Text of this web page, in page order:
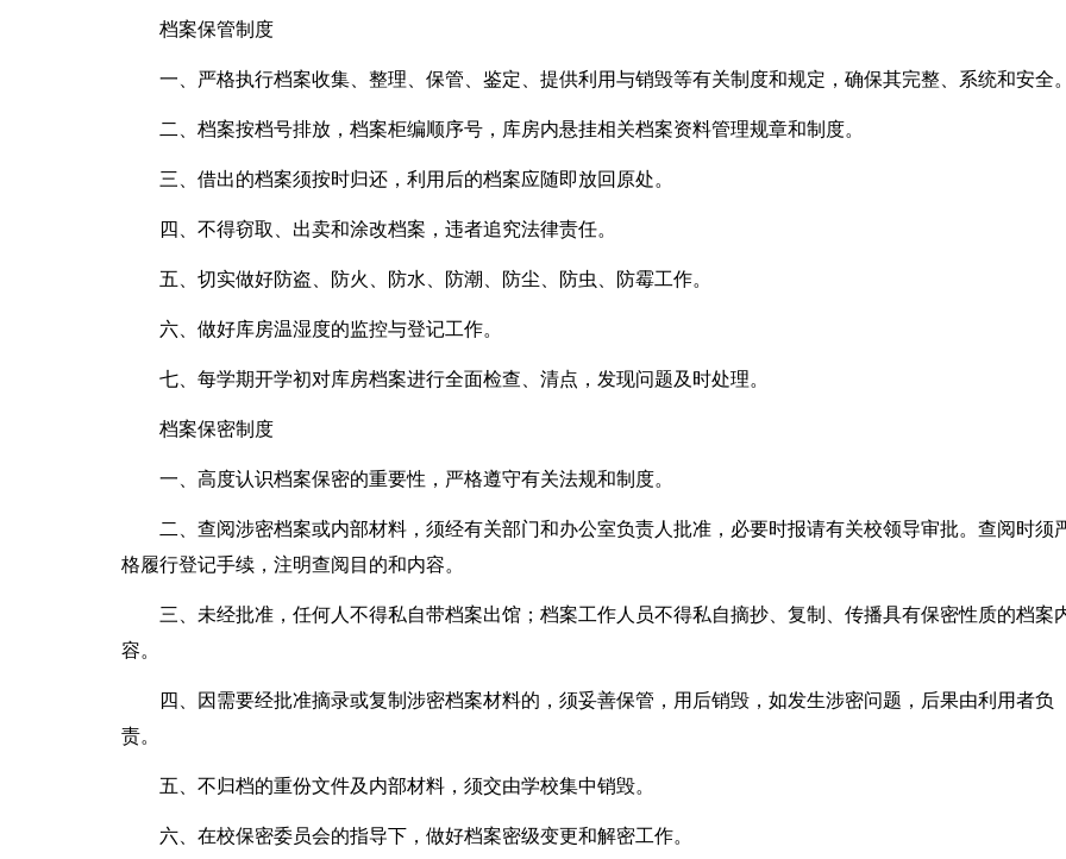
档案保管制度
一、严格执行档案收集、整理、保管、鉴定、提供利用与销毁等有关制度和规定，确保其完整、系统和安全
二、档案按档号排放，档案柜编顺序号，库房内悬挂相关档案资料管理规章和制度。
三、借出的档案须按时归还，利用后的档案应随即放回原处。
四、不得窃取、出卖和涂改档案，违者追究法律责任。
五、切实做好防盗、防火、防水、防潮、防尘、防虫、防霉工作。
六、做好库房温湿度的监控与登记工作。
七、每学期开学初对库房档案进行全面检查、清点，发现问题及时处理。
档案保密制度
一、高度认识档案保密的重要性，严格遵守有关法规和制度。
二、查阅涉密档案或内部材料，须经有关部门和办公室负责人批准，必要时报请有关校领导审批。查阅时须
格履行登记手续，注明查阅目的和内容。
三、未经批准，任何人不得私自带档案出馆；档案工作人员不得私自摘抄、复制、传播具有保密性质的档案
容。
四、因需要经批准摘录或复制涉密档案材料的，须妥善保管，用后销毁，如发生涉密问题，后果由利用者负
责。
五、不归档的重份文件及内部材料，须交由学校集中销毁。
六、在校保密委员会的指导下，做好档案密级变更和解密工作。